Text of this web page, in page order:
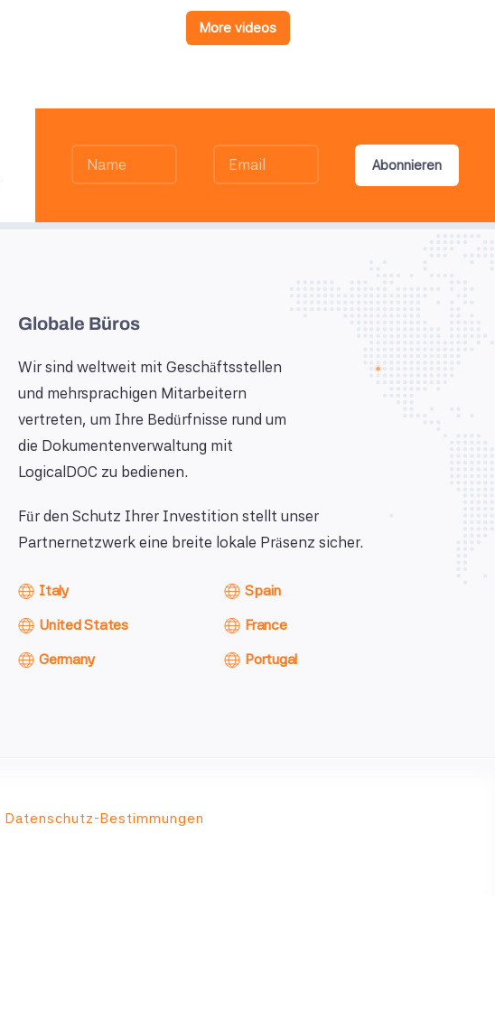
More videos
Abonnieren
Globale Büros
Wir sind weltweit mit Geschäftsstellen
und mehrsprachigen Mitarbeitern
vertreten, um Ihre Bedürfnisse rund um
die Dokumentenverwaltung mit
LogicalDOC zu bedienen.
Für den Schutz Ihrer Investition stellt unser
Partnernetzwerk eine breite lokale Präsenz sicher.
Italy
United States
Germany
Spain
France
Portugal
Datenschutz-Bestimmungen